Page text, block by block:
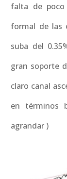
falta de
formal de las
suba del
gran soporte
claro canal
en términos
agrandar )